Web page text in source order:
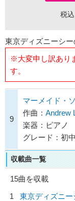
税込
東京ディズニーシ
※大変申し訳あり
す。
9
マーメイド・
作曲： Andrew
楽器：ピアノ
グレード：初
収載曲一覧
15曲を収載
1
東京ディズニ